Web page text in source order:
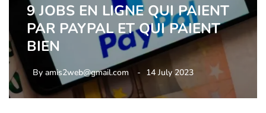
9 JOBS EN LIGNE QUI PAIENT
PAR PAYPAL ET QUI PAIENT
BIEN
By amis2web@gmail.com 14 July 2023